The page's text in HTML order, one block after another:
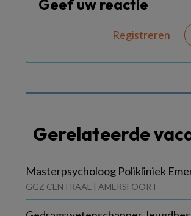
Geef uw reactie
Registreren
Gerelateerde
Masterpsycholoog Polikliniek
GGZ CENTRAAL | AMERSFOORT